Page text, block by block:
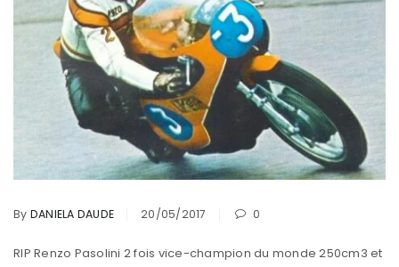
By DANIELA DAUDE 20/05/2017 0
RIP Renzo Pasolini 2 fois vice-champion du monde 250cm3 et